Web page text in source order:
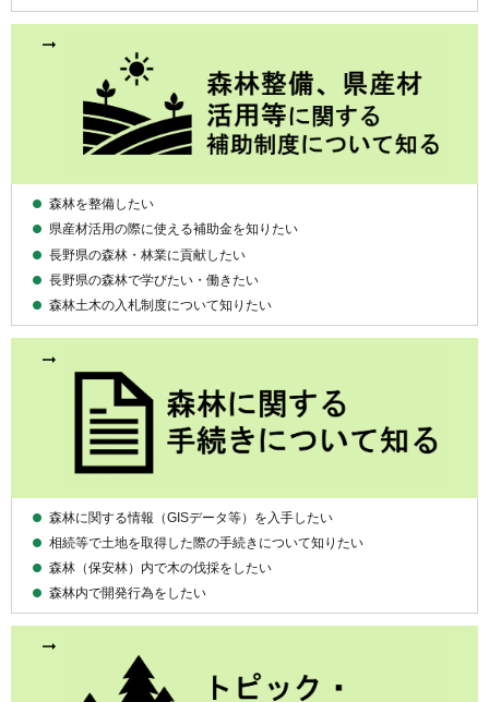
森林を整備したい
県産材活用の際に使える補助金を知りたい
長野県の森林・林業に貢献したい
長野県の森林で学びたい・働きたい
森林土木の入札制度について知りたい
森林に関する情報（GISデータ等）を入手したい
相続等で土地を取得した際の手続きについて知りたい
森林（保安林）内で木の伐採をしたい
森林内で開発行為をしたい